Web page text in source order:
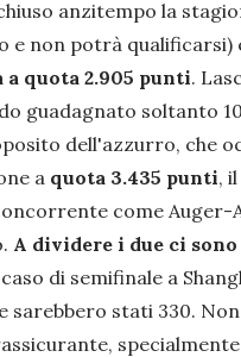
anzitempo la
e non potrà qualificarsi)
a quota 2.905 punti.
guadagnato soltanto
dell'azzurro, che
a quota 3.435 punti,
come Auger-
A dividere i due ci
di semifinale a
sarebbero stati 330.